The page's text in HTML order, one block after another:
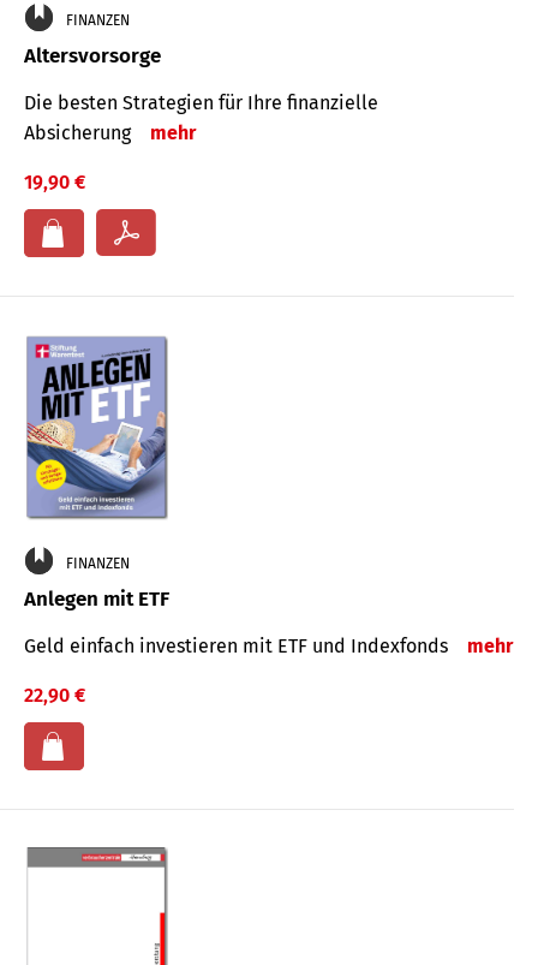
FINANZEN
Altersvorsorge
Die besten Strategien für Ihre finanzielle
Absicherung
mehr
19,90 €
FINANZEN
Anlegen mit ETF
Geld einfach investieren mit ETF und Indexfonds mehr
22,90 €